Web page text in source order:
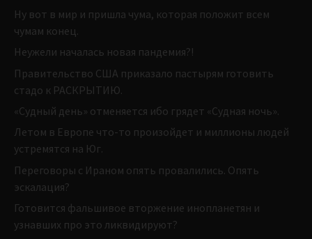
Ну вот в мир и пришла чума, которая положит всем
чумам конец.
Неужели началась новая пандемия?!
Правительство США приказало пастырям готовить
стадо к РАСКРЫТИЮ.
«Судный день» отменяется ибо грядет «Судная ночь».
Летом в Европе что-то произойдет и миллионы людей
устремятся на Юг.
Переговоры с Ираном опять провалились. Опять
эскалация?
Готовится фальшивое вторжение инопланетян и
узнавших про это ликвидируют?